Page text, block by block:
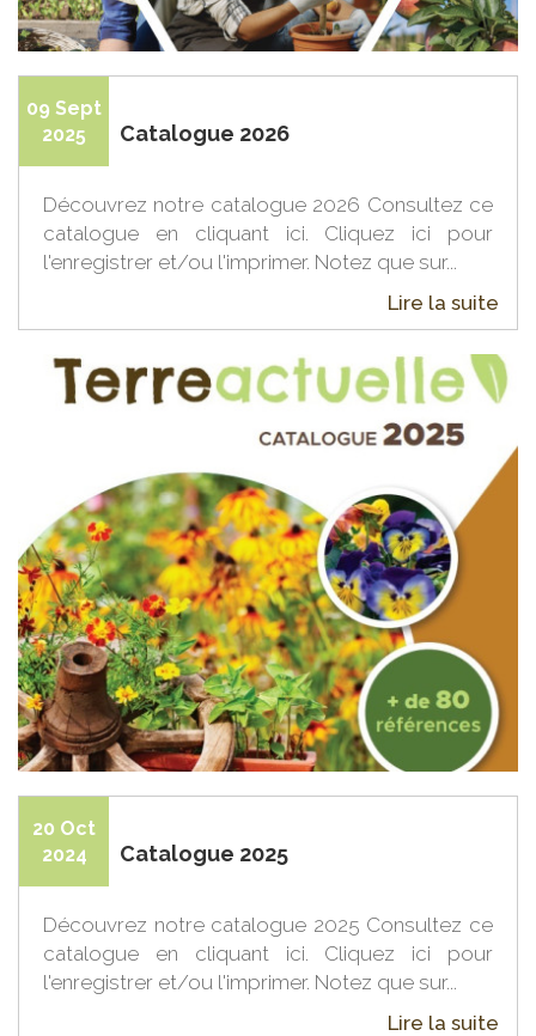
09 Sept
2025
Catalogue 2026
Découvrez notre catalogue 2026 Consultez ce
catalogue en cliquant ici. Cliquez ici pour
l'enregistrer et/ou l'imprimer. Notez que sur...
Lire la suite
20 Oct
2024
Catalogue 2025
Découvrez notre catalogue 2025 Consultez ce
catalogue en cliquant ici. Cliquez ici pour
l'enregistrer et/ou l'imprimer. Notez que sur...
Lire la suite